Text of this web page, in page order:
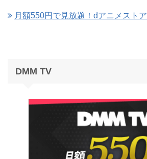
月額550円で見放題！dアニメストア
DMM TV